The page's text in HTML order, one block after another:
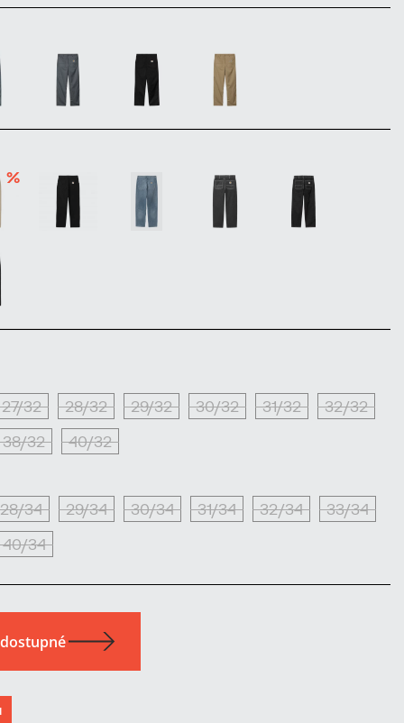
%
27/32 28/32 29/32 30/32 31/32 32/32
38/32 40/32
28/34 29/34 30/34 31/34 32/34 33/34
40/34